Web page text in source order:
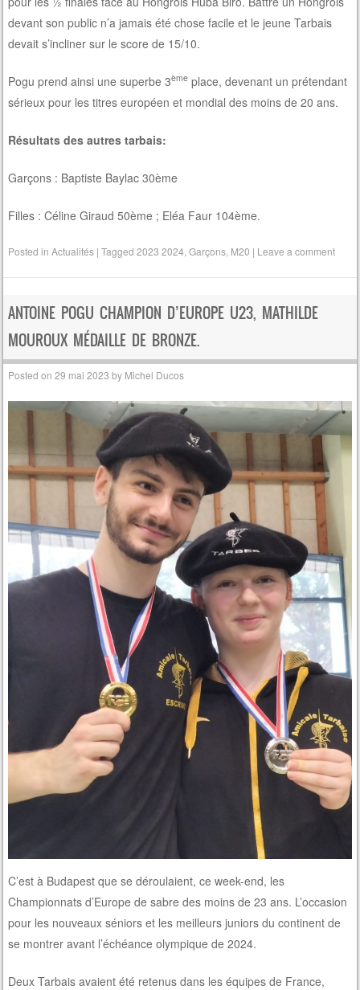
devant son public n’a jamais été chose facile et le jeune Tarbais
devait s’incliner sur le score de 15/10.
Pogu prend ainsi une superbe 3ème place, devenant un prétendant
sérieux pour les titres européen et mondial des moins de 20 ans.
Résultats des autres tarbais:
Garçons : Baptiste Baylac 30ème
Filles : Céline Giraud 50ème ; Eléa Faur 104ème.
Posted inActualités |Tagged2023 2024 ,Garçons M20 | Leave a comment
ANTOINE POGU CHAMPION D’EUROPE U23, MATHILDE
MOUROUX MÉDAILLE DE BRONZE.
Posted on29 mai 2023 by Michel Ducos
C’est à Budapest que se déroulaient, ce week-end, les
Championnats d’Europe de sabre des moins de 23 ans. L’occasion
pour les nouveaux séniors et les meilleurs juniors du continent de
se montrer avant l’échéance olympique de 2024.
Deux Tarbais avaient été retenus dans les équipes de France,